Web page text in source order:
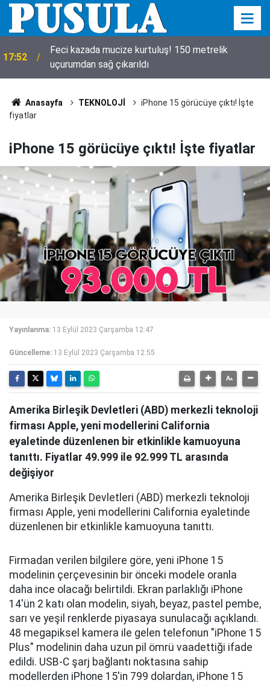
17:52
Feci kazada mucize kurtuluş! 150 metrelik
uçurumdan sağ çıkarıldı
Anasayfa TEKNOLOJİ
iPhone 15 görücüye çıktı! İşte
fiyatlar
iPhone 15 görücüye çıktı! İşte fiyatlar
Yayınlanma: 13 Eylül 2023 Çarşamba 12:47
Güncelleme: 13 Eylül 2023 Çarşamba 12:55
Amerika Birleşik Devletleri (ABD) merkezli teknoloji
firması Apple, yeni modellerini California
eyaletinde düzenlenen bir etkinlikle kamuoyuna
tanıttı. Fiyatlar 49.999 ile 92.999 TL arasında
değişiyor
Amerika Birleşik Devletleri (ABD) merkezli teknoloji
firması Apple, yeni modellerini California eyaletinde
düzenlenen bir etkinlikle kamuoyuna tanıttı.
Firmadan verilen bilgilere göre, yeni iPhone 15
modelinin çerçevesinin bir önceki modele oranla
daha ince olacağı belirtildi. Ekran parlaklığı iPhone
14'ün 2 katı olan modelin, siyah, beyaz, pastel pembe,
sarı ve yeşil renklerde piyasaya sunulacağı açıklandı.
48 megapiksel kamera ile gelen telefonun "iPhone 15
Plus" modelinin daha uzun pil ömrü vaadettiği ifade
edildi. USB-C şarj bağlantı noktasına sahip
modellerden iPhone 15'in 799 dolardan, iPhone 15